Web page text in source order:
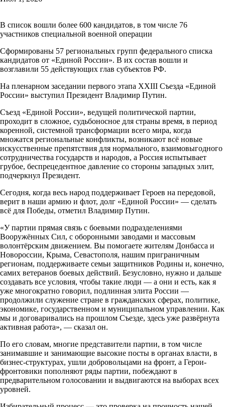
В список вошли более 600 кандидатов, в том числе 76
участников специальной военной операции
Сформированы 57 региональных групп федерального списка
кандидатов от «Единой России». В их состав вошли и
возглавили 55 действующих глав субъектов РФ.
На пленарном заседании первого этапа XXIII Съезда «Единой
России» выступил Президент Владимир Путин.
Съезд «Единой России», ведущей политической партии,
проходит в сложное, судьбоносное для страны время, в период
коренной, системной трансформации всего мира, когда
множатся региональные конфликты, возникают всё новые
искусственные препятствия для нормального, взаимовыгодного
сотрудничества государств и народов, а Россия испытывает
грубое, беспрецедентное давление со стороны западных элит,
подчеркнул Президент.
Сегодня, когда весь народ поддерживает Героев на передовой,
верит в наши армию и флот, долг «Единой России» — сделать
всё для Победы, отметил Владимир Путин.
«У партии прямая связь с боевыми подразделениями
Вооружённых Сил, с оборонными заводами и массовым
волонтёрским движением. Вы помогаете жителям Донбасса и
Новороссии, Крыма, Севастополя, нашим приграничным
регионам, поддерживаете семьи защитников Родины и, конечно,
самих ветеранов боевых действий. Безусловно, нужно и дальше
создавать все условия, чтобы такие люди — а они и есть, как я
уже многократно говорил, подлинная элита России —
продолжили служение стране в гражданских сферах, политике,
экономике, государственном и муниципальном управлении. Как
мы и договаривались на прошлом Съезде, здесь уже развёрнута
активная работа», — сказал он.
По его словам, многие представители партии, в том числе
занимавшие и занимающие высокие посты в органах власти, в
бизнес-структурах, ушли добровольцами на фронт, а Герои-
фронтовики пополняют ряды партии, побеждают в
предварительном голосовании и выдвигаются на выборах всех
уровней.